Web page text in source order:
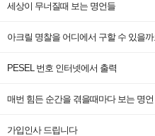
세상이 무너질때 보는 명언들
아크릴 명찰을 어디에서 구할 수 있을
PESEL 번호 인터넷에서 출력
매번 힘든 순간을 겪을때마다 보는 명언
가입인사 드립니다